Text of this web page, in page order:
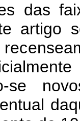
das
artigo
se